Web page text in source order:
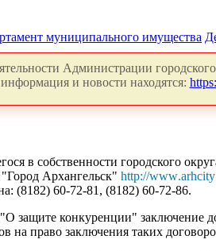
муниципального имущества
Администрации
и новости находятся:
в собственности городского
Архангельск" http://www.arhcity
(8182) 60-72-81, (8182) 60-72-86.
защите конкуренции"
на право заключения таких